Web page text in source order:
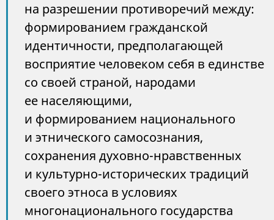
на разрешении противоречий между:
формированием гражданской
идентичности, предполагающей
восприятие человеком себя в единстве
со своей страной, народами
ее населяющими,
и формированием национального
и этнического самосознания,
сохранения духовно-нравственных
и культурно-исторических традиций
своего этноса в условиях
многонационального государства